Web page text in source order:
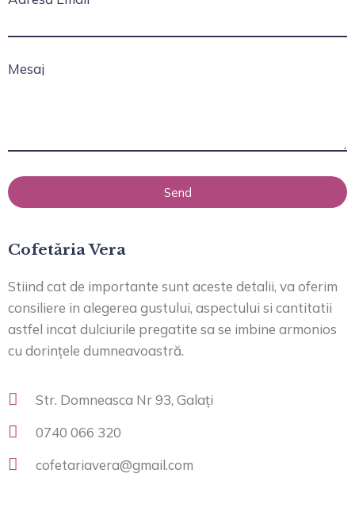
Mesaj
Send
Cofetăria Vera
Stiind cat de importante sunt aceste detalii, va oferim
consiliere in alegerea gustului, aspectului si cantitatii
astfel incat dulciurile pregatite sa se imbine armonios
cu dorințele dumneavoastră.
Str. Domneasca Nr 93, Galați
0740 066 320
cofetariavera@gmail.com